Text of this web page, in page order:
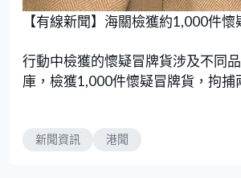
U
n
m
u
【有線新聞】海關檢獲約1,000件
行動中檢獲的懷疑冒牌貨涉及不同
庫，檢獲1,000件懷疑冒牌貨，拘
新聞資訊 港聞